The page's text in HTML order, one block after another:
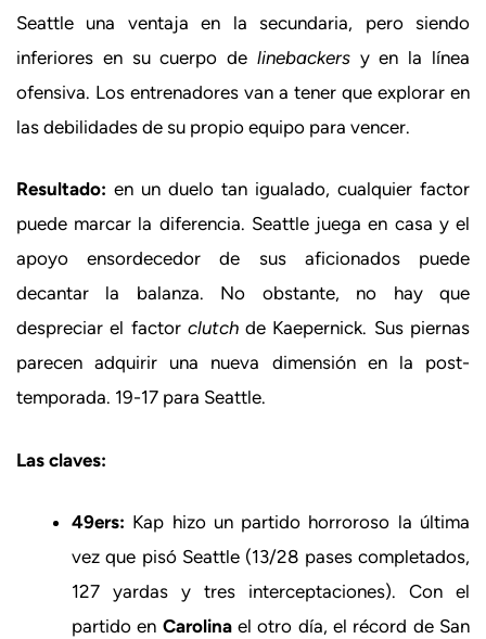
Seattle una ventaja en la secundaria, pero siendo
inferiores en su cuerpo de linebackersy en la línea
ofensiva. Los entrenadores van a tener que explorar en
las debilidades de su propio equipo para vencer.
Resultado: en un duelo tan igualado, cualquier factor
puede marcar la diferencia. Seattle juega en casa y el
apoyo ensordecedor de sus aficionados puede
decantar la balanza. No obstante, no hay que
despreciar el factor clutchde Kaepernick. Sus piernas
parecen adquirir una nueva dimensión en la post-
temporada. 19-17 para Seattle.
Las claves:
49ers: Kap hizo un partido horroroso la última
vez que pisó Seattle (13/28 pases completados,
127 yardas y tres interceptaciones). Con el
partido en Carolinael otro día, el récord de San